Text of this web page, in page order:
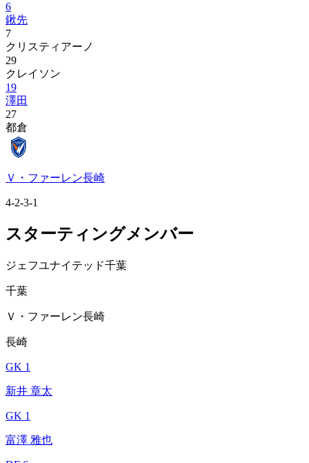
6
鍬先
7
クリスティアーノ
29
クレイソン
19
澤田
27
都倉
Ｖ・ファーレン長崎
4-2-3-1
スターティングメンバー
ジェフユナイテッド千葉
千葉
Ｖ・ファーレン長崎
長崎
GK 1
新井 章太
GK 1
富澤 雅也